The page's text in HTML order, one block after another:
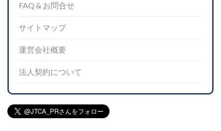
FAQ & お問合せ
サイトマップ
運営会社概要
法人契約について